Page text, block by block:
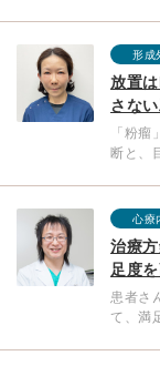
形成
放置
さな
「粉
断と、
心療
治療
足度
患者さ
て、満